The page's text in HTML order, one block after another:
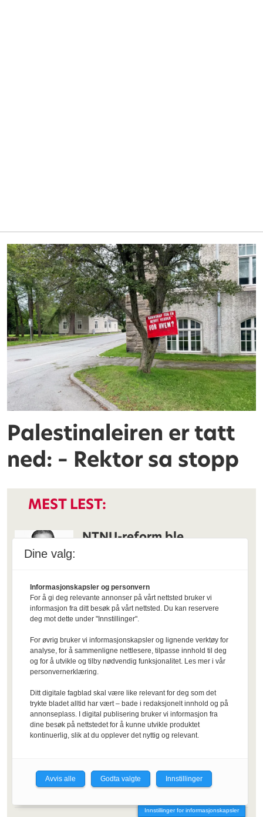
Palestinaleiren er tatt
ned: – Rektor sa stopp
MEST LEST:
NTNU-reform ble
3 DAGER SIDEN
Slik blir
NTNU
1 DAG SIDEN
Flere med master synes
det er vanskelig å få jobb
1 DAG SIDEN
ned: – Rektor sa stopp
16 TIMER SIDEN
Innstillinger for informasjonskapsler
Dine valg:
Informasjonskapsler og personvern
For å gi deg relevante annonser på vårt nettsted bruker vi
informasjon fra ditt besøk på vårt nettsted. Du kan reservere
deg mot dette under "Innstillinger".
For øvrig bruker vi informasjonskapsler og lignende verktøy for
analyse, for å sammenligne nettlesere, tilpasse innhold til deg
og for å utvikle og tilby nødvendig funksjonalitet. Les mer i vår
personvernerklæring.
Ditt digitale fagblad skal være like relevant for deg som det
trykte bladet alltid har vært – bade i redaksjonelt innhold og på
annonseplass. I digital publisering bruker vi informasjon fra
dine besøk på nettstedet for å kunne utvikle produktet
kontinuerlig, slik at du opplever det nyttig og relevant.
Avvis alle Godta valgte Innstillinger